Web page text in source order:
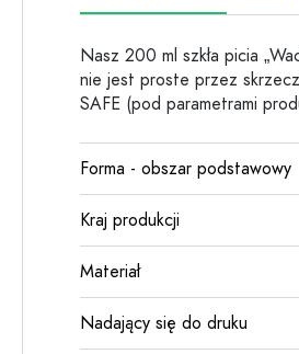
Nasz 200 ml szkła picia
nie jest proste przez
SAFE (pod parametrami
Forma - obszar podstawowy
Kraj produkcji
Materiał
Nadający się do druku